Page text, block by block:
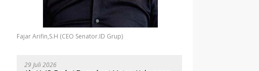
Fajar Arifin,S.H (CEO Senator.ID Grup)
29 Juli 2026